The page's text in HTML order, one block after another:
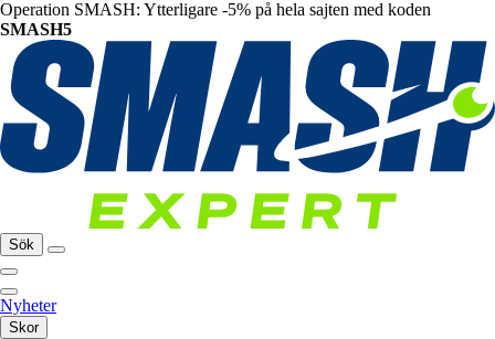
Operation SMASH: Ytterligare -5% på hela sajten med koden
SMASH5
Sök
Nyheter
Skor